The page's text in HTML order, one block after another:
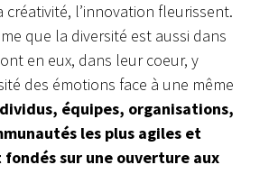
créativité, l’innovation fleurissent.
que la diversité est aussi dans
en eux, dans leur coeur, y
des émotions face à une même
équipes, organisations,
les plus agiles et
sur une ouverture aux